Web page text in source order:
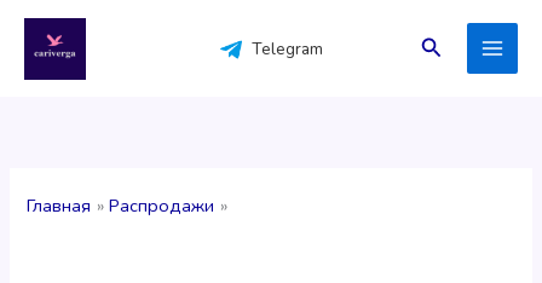
содержимому
Telegram Поиск
Главная Распродажи